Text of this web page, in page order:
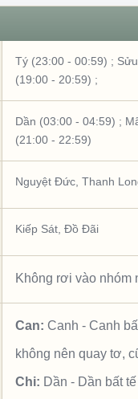
Tý (23:00 - 00:59) ;
(19:00 - 20:59) ;
Dần (03:00 - 04:59) ;
(21:00 - 22:59)
Nguyệt Đức Thanh
Kiếp Sát Đồ Đãi
Không rơi vào nhóm
Can: Canh - Canh
không nên quay tơ,
Chi: Dần - Dần bất